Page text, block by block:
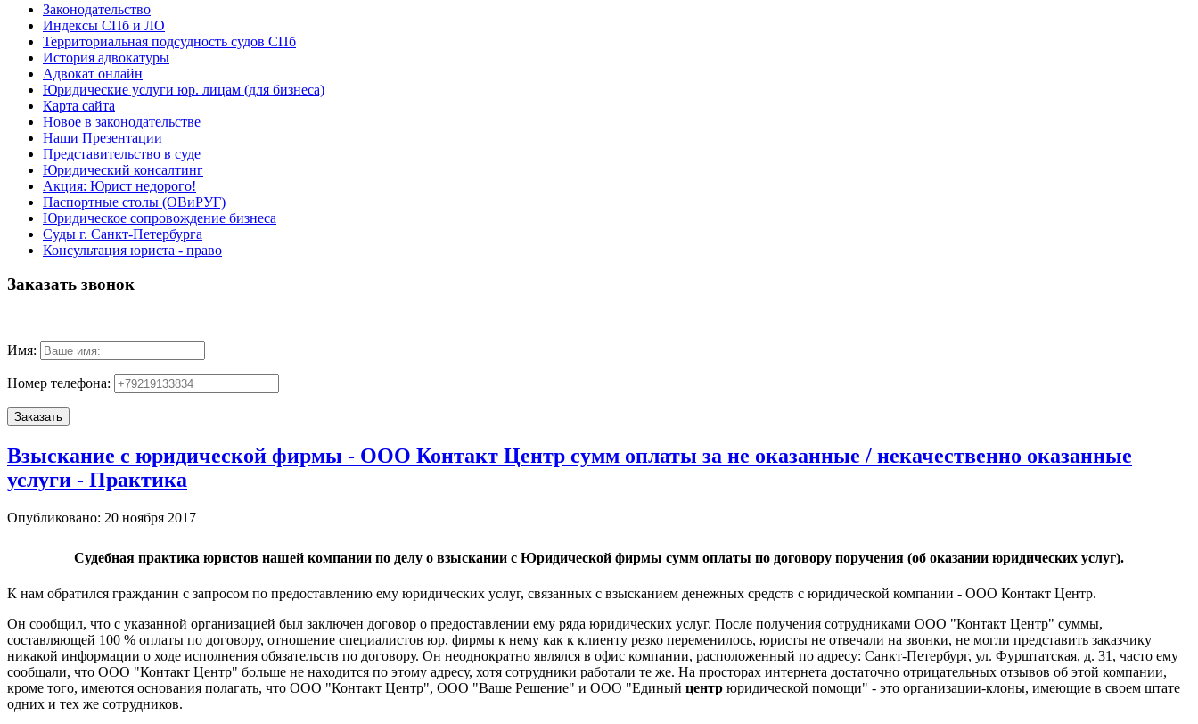
Законодательство
Индексы СПб и ЛО
Территориальная подсудность судов СПб
История адвокатуры
Адвокат онлайн
Юридические услуги юр. лицам (для бизнеса)
Карта сайта
Новое в законодательстве
Наши Презентации
Представительство в суде
Юридический консалтинг
Акция: Юрист недорого!
Паспортные столы (ОВиРУГ)
Юридическое сопровождение бизнеса
Суды г. Санкт-Петербурга
Консультация юриста - право
Заказать звонок
Имя:
Номер телефона:
Взыскание с юридической фирмы - ООО Контакт Центр сумм оплаты за не оказанные / некачественно оказанные
услуги - Практика
Опубликовано: 20 ноября 2017
Судебная практика юристов нашей компании по делу о взыскании с Юридической фирмы сумм оплаты по договору поручения (об оказании юридических услуг).
К нам обратился гражданин с запросом по предоставлению ему юридических услуг, связанных с взысканием денежных средств с юридической компании - ООО Контакт Центр.
Он сообщил, что с указанной организацией был заключен договор о предоставлении ему ряда юридических услуг. После получения сотрудниками ООО "Контакт Центр" суммы,
составляющей 100 % оплаты по договору, отношение специалистов юр. фирмы к нему как к клиенту резко переменилось, юристы не отвечали на звонки, не могли представить заказчику
никакой информации о ходе исполнения обязательств по договору. Он неоднократно являлся в офис компании, расположенный по адресу: Санкт-Петербург, ул. Фурштатская, д. 31, часто ему
сообщали, что ООО "Контакт Центр" больше не находится по этому адресу, хотя сотрудники работали те же. На просторах интернета достаточно отрицательных отзывов об этой компании,
кроме того, имеются основания полагать, что ООО "Контакт Центр", ООО "Ваше Решение" и ООО "Единый центр юридической помощи" - это организации-клоны, имеющие в своем штате
одних и тех же сотрудников.